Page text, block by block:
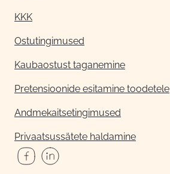
KKK
Ostutingimused
Kaubaostust taganemine
Pretensioonide esitamine toodetele
Andmekaitsetingimused
Privaatsussätete haldamine